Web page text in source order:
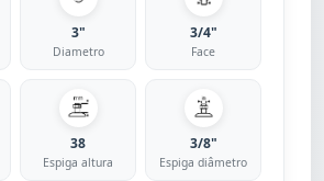
3"
Diametro
3/4"
Face
38
Espiga altura
3/8"
Espiga diâmetro